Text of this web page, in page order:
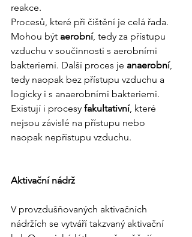
reakce.
Procesů, které při čištění je celá řada.
Mohou být aerobní, tedy za přístupu
vzduchu v součinnosti s aerobními
bakteriemi. Další proces je anaerobní,
tedy naopak bez přístupu vzduchu a
logicky i s anaerobními bakteriemi.
Existují i procesy fakultativní, které
nejsou závislé na přístupu nebo
naopak nepřístupu vzduchu.
Aktivační nádrž
V provzdušňovaných aktivačních
nádržích se vytváří takzvaný aktivační